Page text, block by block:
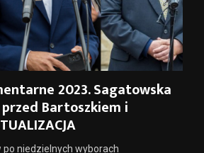
2023. Sagatowska
Bartoszkiem i
po niedzielnych wyborach